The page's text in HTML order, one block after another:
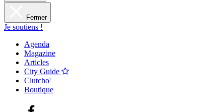
Fermer
Je soutiens !
Agenda
Magazine
Articles
City Guide
Clutcho'
Boutique